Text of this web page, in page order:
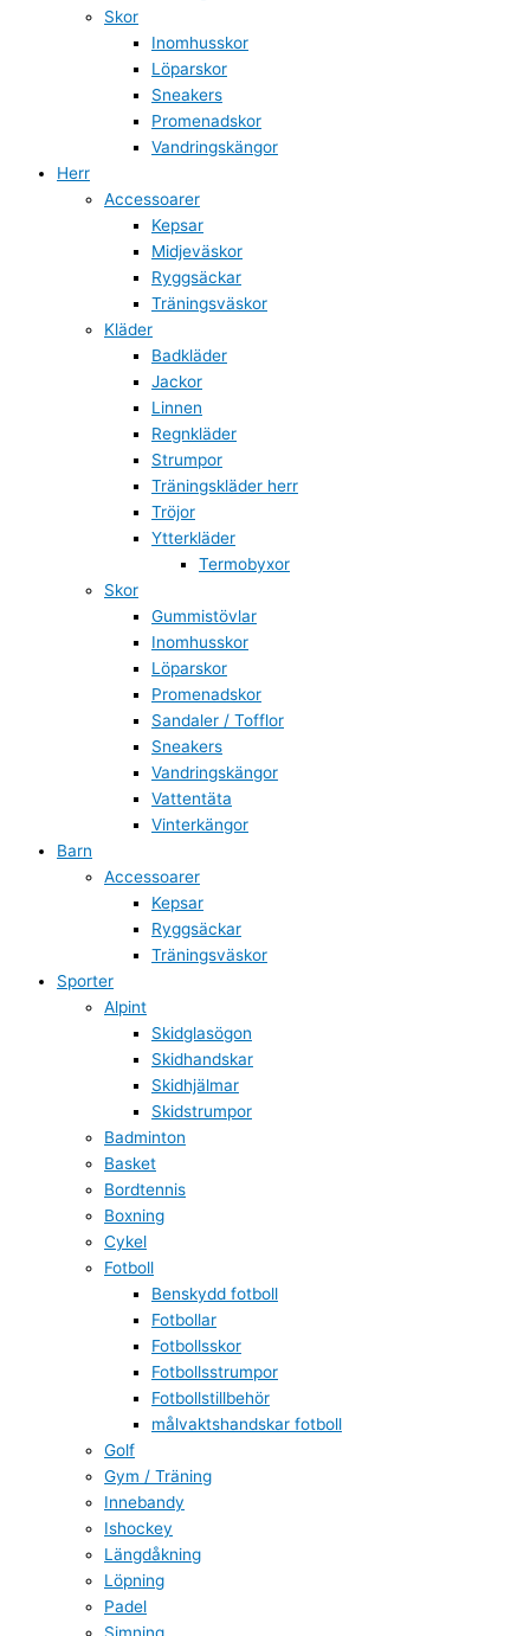
Skor
Inomhusskor
Löparskor
Sneakers
Promenadskor
Vandringskängor
Herr
Accessoarer
Kepsar
Midjeväskor
Ryggsäckar
Träningsväskor
Kläder
Badkläder
Jackor
Linnen
Regnkläder
Strumpor
Träningskläder herr
Tröjor
Ytterkläder
Termobyxor
Skor
Gummistövlar
Inomhusskor
Löparskor
Promenadskor
Sandaler / Tofflor
Sneakers
Vandringskängor
Vattentäta
Vinterkängor
Barn
Accessoarer
Kepsar
Ryggsäckar
Träningsväskor
Sporter
Alpint
Skidglasögon
Skidhandskar
Skidhjälmar
Skidstrumpor
Badminton
Basket
Bordtennis
Boxning
Cykel
Fotboll
Benskydd fotboll
Fotbollar
Fotbollsskor
Fotbollsstrumpor
Fotbollstillbehör
målvaktshandskar fotboll
Golf
Gym / Träning
Innebandy
Ishockey
Längdåkning
Löpning
Padel